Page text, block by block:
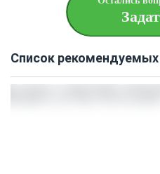
Список рекомендуемых